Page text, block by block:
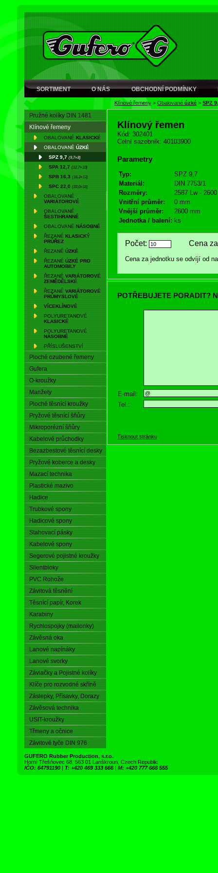
SORTIMENT O NÁS OBCHODNÍ PODMÍNKY
Klínové řemeny > Obalované úzké > SPZ
Pružné kolíky DIN 1481
Klínové řemeny
OBALOVANÉ KLASICKÉ
OBALOVANÉ ÚZKÉ
SPZ 9,7 (9,7×8)
SPA 12,7 (12,7×10)
SPB 16,3 (16,3×13)
SPC 22,0 (22,0×18)
OBALOVANÉ
VARIÁTOROVÉ
OBALOVANÉ
ŠESTIHRANNÉ
OBALOVANÉ NÁSOBNÉ
ŘEZANÉ KLASICKÝ
PRŮŘEZ
ŘEZANÉ ÚZKÉ
ŘEZANÉ ÚZKÉ PRO
AUTOMOBILY
ŘEZANÉ VARIÁTOROVÉ
ZEMĚDĚLSKÉ
ŘEZANÉ VARIÁTOROVÉ
PRŮMYSLOVÉ
VÍCEKLÍNOVÉ
POLYURETANOVÉ
KLASICKÉ
POLYURETANOVÉ
NÁSOBNÉ
PŘÍSLUŠENSTVÍ
Ploché ozubené řemeny
Gufera
O-kroužky
Manžety
Ploché těsnící kroužky
Pryžové těsnící šňůry
Mikroporézní šňůry
Kabelové průchodky
Bezazbestové těsnící desky
Pryžové koberce a desky
Mazací technika
Plastické mazivo
Hadice
Trubkové spony
Hadicové spony
Stahovací pásky
Kabelové spony
Segerové pojistné kroužky
Silentbloky
PVC Rohože
Závitová těsnění
Těsnící papír, Korek
Karabiny
Rychlospojky (mailonky)
Závěsná oka
Lanové napínáky
Lanové svorky
Závlačky a Pojistné kolíky
Klíče pro rozvodné skříně
Záslepky, Přísavky, Dorazy
Závěsová technika
USIT-kroužky
Třmeny a očnice
Závitové tyče DIN 976
Klínový řemen
Kód: 302401
Celní sazebník: 40103900
Parametry
Typ:
SPZ 9,7
Materiál:
DIN 7753/1
Rozměry:
2587 Lw -
Vnitřní průměr:
0 mm
Vnější průměr:
2600 mm
Jednotka / balení: ks
Počet: Cena za
Cena za jednotku se odvíjí od
POTŘEBUJETE PORADIT?
E-mail:
Tel.:
Tisknout stránku
GUFERO Rubber Production, s.r.o.
Horní Třešňovec 68, 563 01 Lanškroun, Czech Republic
IČO: 64791190 | T: +420 469 333 666 | M: +420 777 666 555